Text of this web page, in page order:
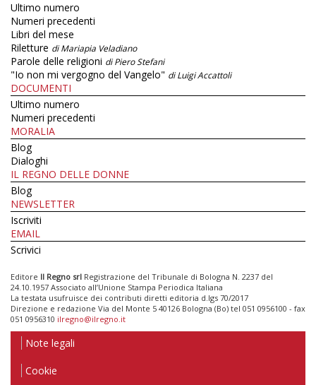
Ultimo numero
Numeri precedenti
Libri del mese
Riletture di Mariapia Veladiano
Parole delle religioni di Piero Stefani
"Io non mi vergogno del Vangelo" di Luigi Accattoli
DOCUMENTI
Ultimo numero
Numeri precedenti
MORALIA
Blog
Dialoghi
IL REGNO DELLE DONNE
Blog
NEWSLETTER
Iscriviti
EMAIL
Scrivici
Editore Il Regno srl Registrazione del Tribunale di Bologna N. 2237 del
24.10.1957 Associato all’Unione Stampa Periodica Italiana
La testata usufruisce dei contributi diretti editoria d.lgs 70/2017
Direzione e redazione Via del Monte 5 40126 Bologna (Bo) tel 051 0956100 - fax
051 0956310 ilregno@ilregno.it
Note legali
Cookie